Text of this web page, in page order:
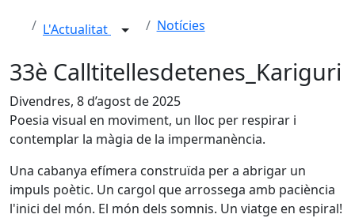
L'Actualitat Notícies
33è Calltitellesdetenes_Kariguri
Divendres, 8 d’agost de 2025
Poesia visual en moviment, un lloc per respirar i
contemplar la màgia de la impermanència.
Una cabanya efímera construïda per a abrigar un
impuls poètic. Un cargol que arrossega amb paciència
l'inici del món. El món dels somnis. Un viatge en espiral!